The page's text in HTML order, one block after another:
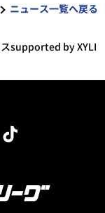
ニュース一覧へ戻る
supported by XYLI